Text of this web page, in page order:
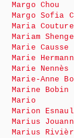
Margo Chou
Margo Sofia
Maria Couture
Mariam
Marie Causse
Marie Hermann
Marie Nennès
Marie-Anne
Marine Bobin
Mario
Marion
Marius
Marius